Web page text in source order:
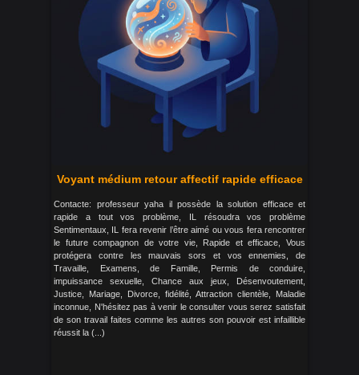
Voyant médium retour affectif rapide efficace
Contacte: professeur yaha il possède la solution efficace et
rapide a tout vos problème, IL résoudra vos problème
Sentimentaux, IL fera revenir l’être aimé ou vous fera rencontrer
le future compagnon de votre vie, Rapide et efficace, Vous
protégera contre les mauvais sors et vos ennemies, de
Travaille, Examens, de Famille, Permis de conduire,
impuissance sexuelle, Chance aux jeux, Désenvoutement,
Justice, Mariage, Divorce, fidélité, Attraction clientèle, Maladie
inconnue, N'hésitez pas à venir le consulter vous serez satisfait
de son travail faites comme les autres son pouvoir est infaillible
réussit la (...)